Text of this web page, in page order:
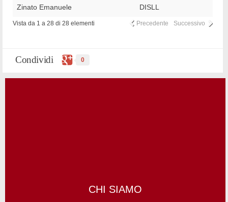
Zinato Emanuele DISLL
Vista da 1 a 28 di 28 elementi Precedente Successivo
Condividi 0
CHI SIAMO